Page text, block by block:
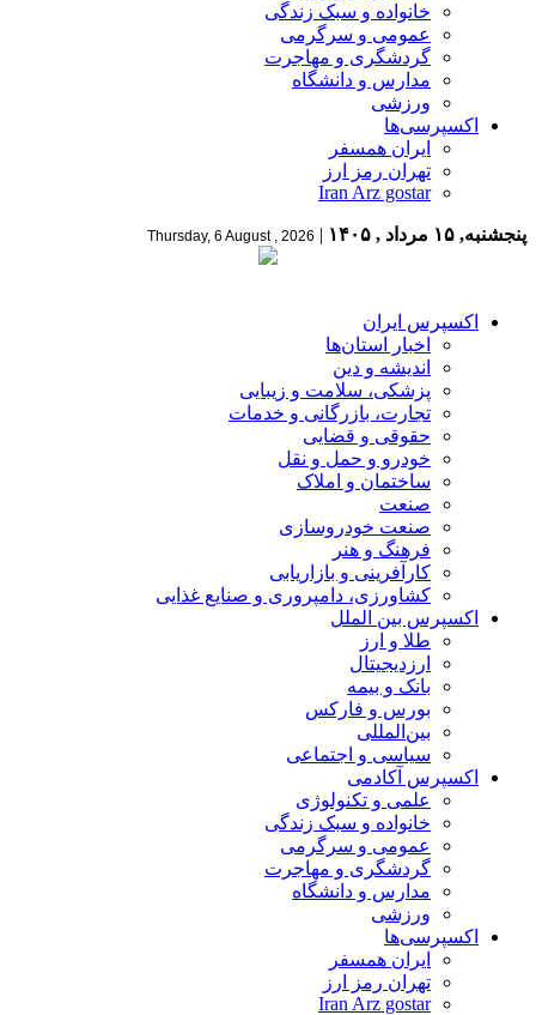
خانواده و سبک زندگی
عمومی و سرگرمی
گردشگری و مهاجرت
مدارس و دانشگاه
ورزشی
اکسپرسی‌ها
ایران همسفر
تهران رمز ارز
Iran Arz gostar
پنجشنبه, ۱۵ مرداد , ۱۴۰۵ |
Thursday, 6 August , 2026
اکسپرس ایران
اخبار استان‌ها
اندیشه و دین
پزشکی، سلامت و زیبایی
تجارت، بازرگانی و خدمات
حقوقی و قضایی
خودرو و حمل و نقل
ساختمان و املاک
صنعت
صنعت خودروسازی
فرهنگ و هنر
کارآفرینی و بازاریابی
کشاورزی، دامپروری و صنایع غذایی
اکسپرس بین الملل
طلا و ارز
ارزدیجیتال
بانک و بیمه
بورس و فارکس
بین‌المللی
سیاسی و اجتماعی
اکسپرس آکادمی
علمی و تکنولوژی
خانواده و سبک زندگی
عمومی و سرگرمی
گردشگری و مهاجرت
مدارس و دانشگاه
ورزشی
اکسپرسی‌ها
ایران همسفر
تهران رمز ارز
Iran Arz gostar